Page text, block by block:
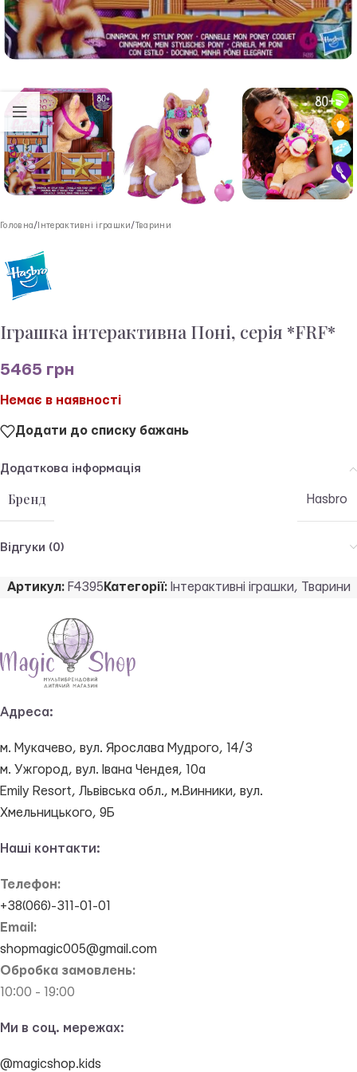
Головна / Інтерактивні іграшки / Тварини
Іграшка інтерактивна Поні, серія *FRF*
5465 грн
Немає в наявності
Додати до списку бажань
Додаткова інформація
Бренд Hasbro
Відгуки (0)
Артикул: F4395 Категорії: Інтерактивні іграшки, Тварини
Адреса:
м. Мукачево, вул. Ярослава Мудрого, 14/3
м. Ужгород, вул. Івана Чендея, 10а
Emily Resort, Львівська обл., м.Винники, вул.
Хмельницького, 9Б
Наші контакти:
Телефон:
+38(066)-311-01-01
Email:
shopmagic005@gmail.com
Обробка замовлень:
10:00 - 19:00
Ми в соц. мережах:
@magicshop.kids